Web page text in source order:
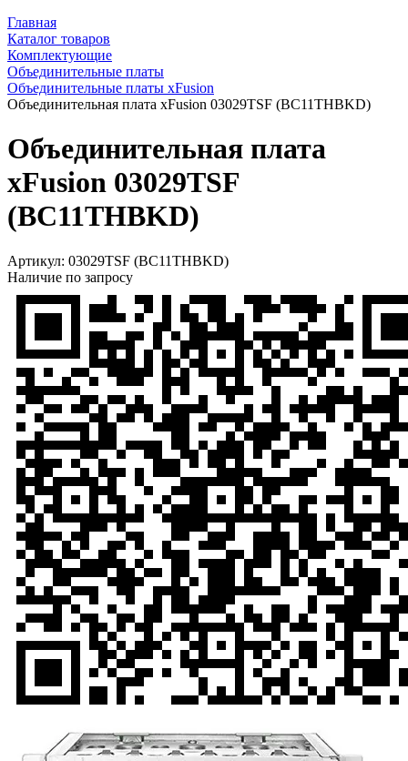
Главная
Каталог товаров
Комплектующие
Объединительные платы
Объединительные платы xFusion
Объединительная плата xFusion 03029TSF (BC11THBKD)
Объединительная плата
xFusion 03029TSF
(BC11THBKD)
Артикул: 03029TSF (BC11THBKD)
Наличие по запросу